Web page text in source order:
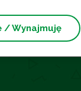
/ Wynajmuję